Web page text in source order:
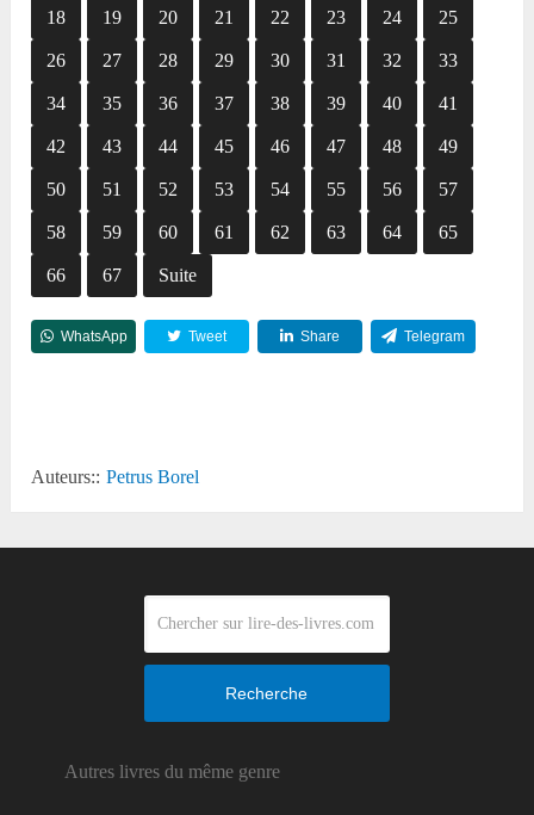
18 19 20 21 22 23 24 25
26 27 28 29 30 31 32 33
34 35 36 37 38 39 40 41
42 43 44 45 46 47 48 49
50 51 52 53 54 55 56 57
58 59 60 61 62 63 64 65
66 67 Suite
WhatsApp Tweet Share Telegram
Auteurs:: Petrus Borel
Recherche
Autres livres du même genre